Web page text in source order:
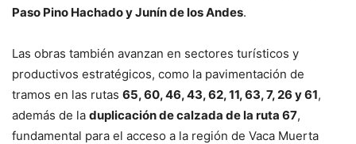
Paso Pino Hachado y Junín de los Andes.
Las obras también avanzan en sectores turísticos y
productivos estratégicos, como la pavimentación de
tramos en las rutas 65, 60, 46, 43, 62, 11, 63, 7, 26 y 61,
además de la duplicación de calzada de la ruta 67,
fundamental para el acceso a la región de Vaca Muerta